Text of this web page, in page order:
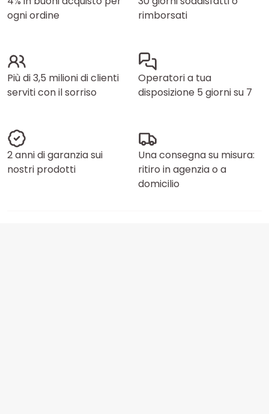
ogni ordine
rimborsati
Più di 3,5 milioni di clienti
serviti con il sorriso
Operatori a tua
disposizione 5 giorni su 7
2 anni di garanzia sui
nostri prodotti
Una consegna su misura:
ritiro in agenzia o a
domicilio